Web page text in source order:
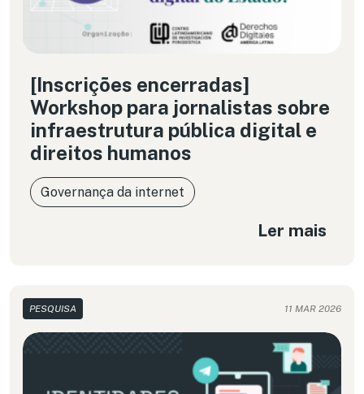
[Inscrições encerradas]
Workshop para jornalistas sobre
infraestrutura pública digital e
direitos humanos
Governança da internet
Ler mais
PESQUISA 11 MAR 2026